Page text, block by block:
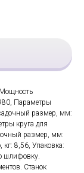
Параметры
размер, мм:
круга для
размер, мм:
8,56, Упаковка:
шлифовку.
Станок